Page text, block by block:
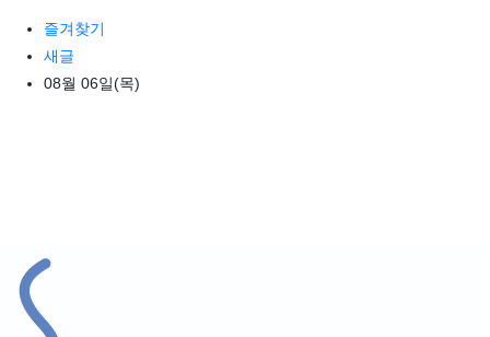
상단 네비
즐겨찾기
새글
08월 06일(목)